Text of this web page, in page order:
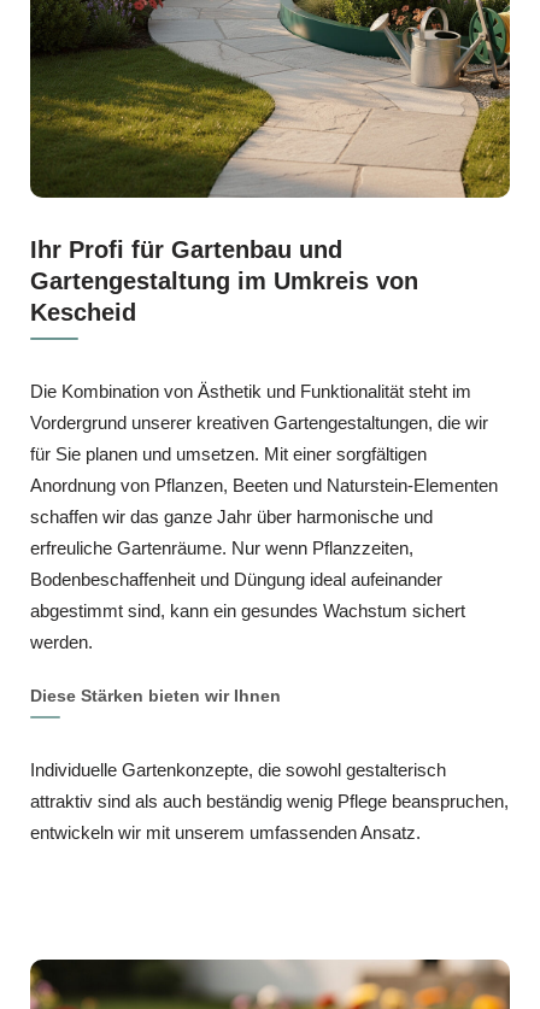
Ihr Profi für Gartenbau und
Gartengestaltung im Umkreis von
Kescheid
Die Kombination von Ästhetik und Funktionalität steht im
Vordergrund unserer kreativen Gartengestaltungen, die wir
für Sie planen und umsetzen. Mit einer sorgfältigen
Anordnung von Pflanzen, Beeten und Naturstein-Elementen
schaffen wir das ganze Jahr über harmonische und
erfreuliche Gartenräume. Nur wenn Pflanzzeiten,
Bodenbeschaffenheit und Düngung ideal aufeinander
abgestimmt sind, kann ein gesundes Wachstum sichert
werden.
Diese Stärken bieten wir Ihnen
Individuelle Gartenkonzepte, die sowohl gestalterisch
attraktiv sind als auch beständig wenig Pflege beanspruchen,
entwickeln wir mit unserem umfassenden Ansatz.